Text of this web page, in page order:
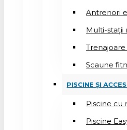
Antrenori
Multi-stații
Scaune
PISCINE ȘI
Piscine cu
Piscine